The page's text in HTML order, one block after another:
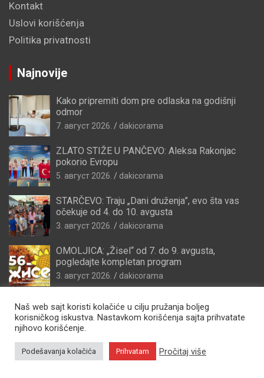
Kontakt
Uslovi korišćenja
Politika privatnosti
Najnovije
Kako pripremiti dom pre odlaska na godišnji
odmor
7. август 2026. dakicorama
ZLATO STIŽE U PANČEVO: Aleksa Rakonjac
pokorio Evropu
5. август 2026. dakicorama
STARČEVO: Traju „Dani druženja”, evo šta vas
očekuje od 4. do 10. avgusta
3. август 2026. dakicorama
OMOLJICA: „Žisel“ od 7. do 9. avgusta,
pogledajte kompletan program
3. август 2026. dakicorama
Copyright © 2026Zdravo Pančevo
Naš web sajt koristi kolačiće u cilju pružanja boljeg
korisničkog iskustva. Nastavkom korišćenja sajta prihvatate
njihovo korišćenje.
Podešavanja kolačića Prihvatam Pročitaj više